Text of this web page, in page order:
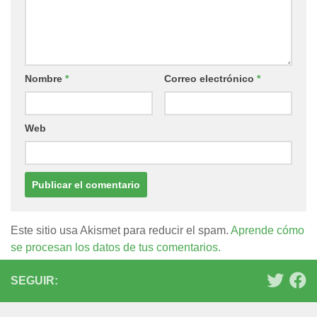
Nombre * Correo electrónico *
Web
Este sitio usa Akismet para reducir el spam. Aprende cómo
se procesan los datos de tus comentarios.
SEGUIR: